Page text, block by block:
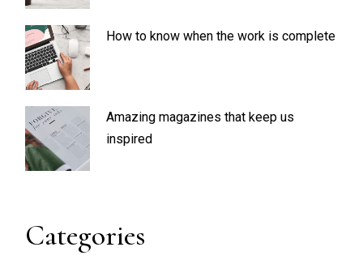
How to know when the work is complete
Amazing magazines that keep us
inspired
Categories